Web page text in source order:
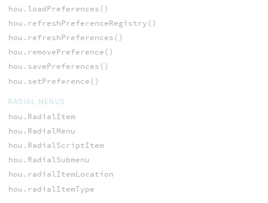
hou.loadPreferences()
hou.refreshPreferenceRegistry()
hou.refreshPreferences()
hou.removePreference()
hou.savePreferences()
hou.setPreference()
RADIAL MENUS
hou.RadialItem
hou.RadialMenu
hou.RadialScriptItem
hou.RadialSubmenu
hou.radialItemLocation
hou.radialItemType